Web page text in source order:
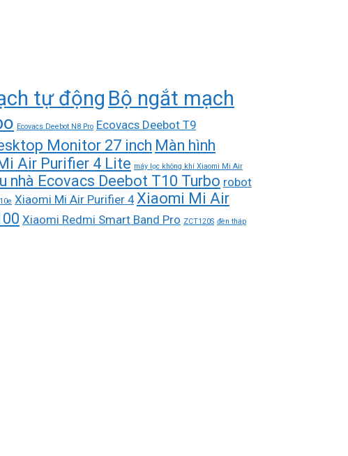
tự động Bộ ngắt mạch
Ecovacs Deebot N8 Pro Ecovacs Deebot T9
Monitor 27 inch Màn hình
Air Purifier 4 Lite máy lọc không khí Xiaomi Mi Air
nhà Ecovacs Deebot T10 Turbo robot
Xiaomi Mi Air Purifier 4 Xiaomi Mi Air
Xiaomi Redmi Smart Band Pro ZCT120S đèn tháp